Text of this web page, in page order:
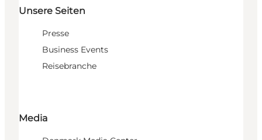
Unsere Seiten
Presse
Business Events
Reisebranche
Media